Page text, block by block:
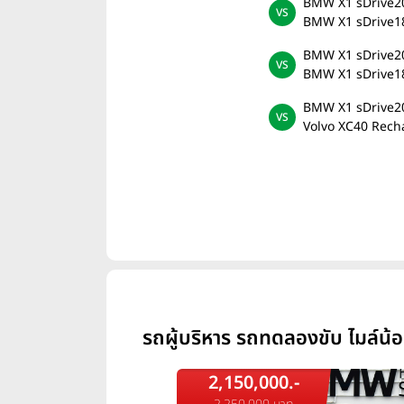
BMW X1
BMW X1
BMW X1
BMW X1
Volvo XC40
รถผู้บริหาร รถทดลองขับ ไมล์น้
2,150,000.-